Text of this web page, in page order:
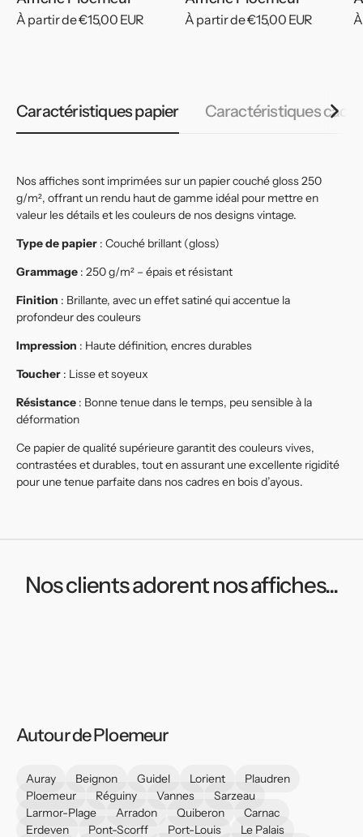
Prix
À partir de €15,00 EUR
Prix
À partir de €15,00 EUR
Caractéristiques papier Caractéristiques cadre
Nos affiches sont imprimées sur un papier couché gloss 250
g/m², offrant un rendu haut de gamme idéal pour mettre en
valeur les détails et les couleurs de nos designs vintage.
Type de papier : Couché brillant (gloss)
Grammage : 250 g/m² – épais et résistant
Finition : Brillante, avec un effet satiné qui accentue la
profondeur des couleurs
Impression : Haute définition, encres durables
Toucher : Lisse et soyeux
Résistance : Bonne tenue dans le temps, peu sensible à la
déformation
Ce papier de qualité supérieure garantit des couleurs vives,
contrastées et durables, tout en assurant une excellente rigidité
pour une tenue parfaite dans nos cadres en bois d’ayous.
Nos clients adorent nos affiches...
Autour de Ploemeur
Auray Beignon Guidel Lorient
Plaudren
Ploemeur
Réguiny Vannes
Sarzeau
Larmor-Plage
Arradon Quiberon
Carnac
Erdeven
Pont-Scorff Port-Louis
Le Palais